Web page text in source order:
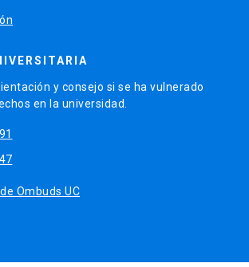
y consejo si se ha vulnerado
en la universidad.
Ombuds UC